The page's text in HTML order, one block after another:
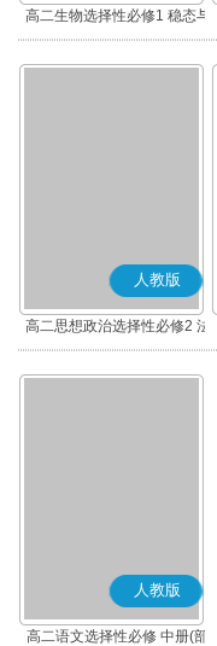
高二生物选择性必修1 稳态与
调节
人教版
高二思想政治选择性必修2 法
律与生活(部编版)
人教版
高二语文选择性必修 中册(部